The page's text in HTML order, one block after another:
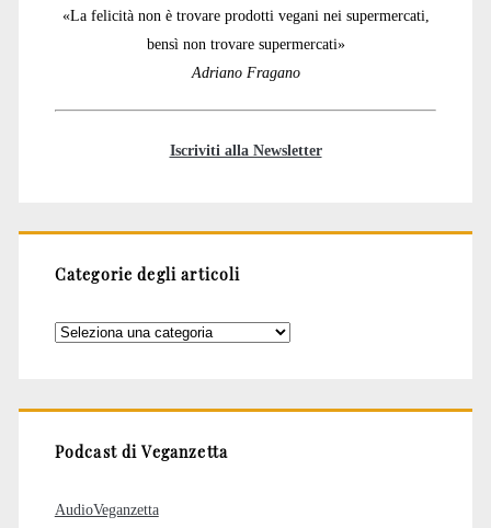
«La felicità non è trovare prodotti vegani nei supermercati,
bensì non trovare supermercati»
Adriano Fragano
Iscriviti alla Newsletter
Categorie degli articoli
Categorie
Podcast di Veganzetta
AudioVeganzetta